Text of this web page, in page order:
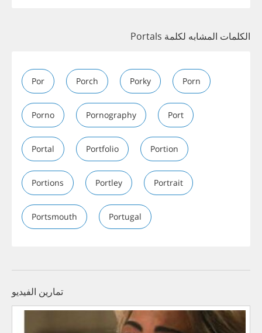
الكلمات المشابه لكلمة Portals
Por Porch Porky Porn
Porno Pornography Port
Portal Portfolio Portion
Portions Portley Portrait
Portsmouth Portugal
تمارين الفيديو